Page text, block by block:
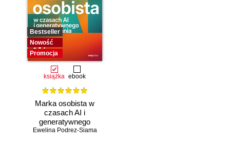
Bestseller
Nowość
Promocja
książka ebook
Marka osobista w
czasach AI i
generatywnego
wyszukiwania
Ewelina Podrez-Siama